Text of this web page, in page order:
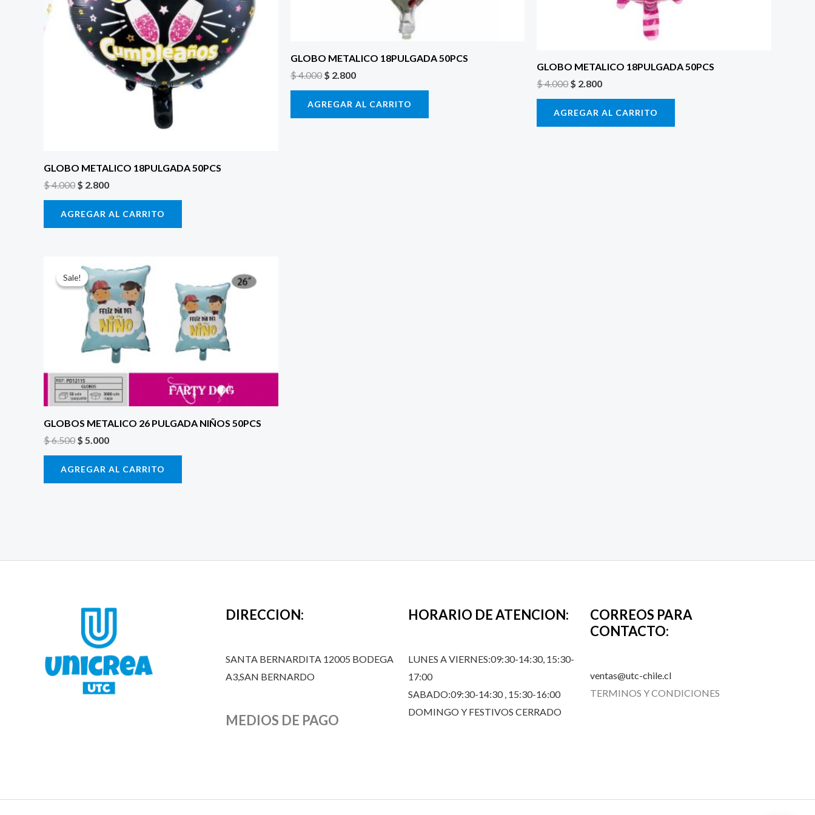
GLOBO METALICO 18PULGADA 50PCS
$4.000 $ 2.800
AGREGAR AL CARRITO
GLOBO METALICO 18PULGADA 50PCS
$4.000 $ 2.800
AGREGAR AL CARRITO
GLOBO METALICO 18PULGADA 50PCS
$4.000$ 2.800
AGREGAR AL CARRITO
Sale!
Sale!
GLOBOS METALICO 26 PULGADA NIÑOS 50PCS
$6.500
precio
original
era:
$ 6.500.
$ 5.000
precio
actual
es:
$ 5.000.
AGREGAR AL CARRITO
DIRECCION:
SANTA BERNARDITA 12005 BODEGA
A3,SAN BERNARDO
MEDIOS DE PAGO
HORARIO DE ATENCION:
LUNES A VIERNES:09:30-14:30, 15:30-
17:00
SABADO:09:30-14:30 , 15:30-16:00
DOMINGO Y FESTIVOS CERRADO
CORREOS PARA
CONTACTO:
ventas@utc-chile.cl
TERMINOS Y CONDICIONES